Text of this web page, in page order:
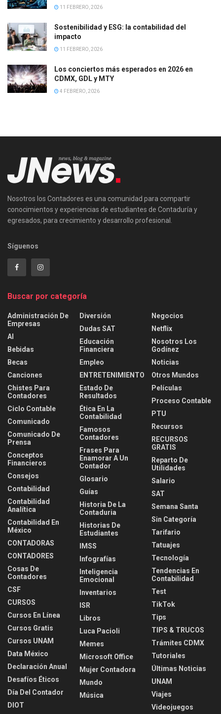
11 FEBRERO, 2026
Sostenibilidad y ESG: la contabilidad del
impacto
11 FEBRERO, 2026
Los conciertos más esperados en 2026 en
CDMX, GDL y MTY
4 FEBRERO, 2026
Nosotros los Contadores es una comunidad para compartir
conocimientos y experiencias de estudiantes de Contaduría y
egresados, para crecimiento y desarrollo profesional.
Síguenos
Buscar por categoría
Administración De
Empresas
AI
Bebidas
Becas
Canciones
Chistes Para
Contadores
Ciclo Contable
Comunicado
Comunicado De
Prensa
Conceptos
Financieros
Consejos
Contabilidad
Contabilidad
Analítica
Contabilidad En
México
CONTADORAS
CONTADORES
Cosas De
Contadores
CSF
CURSOS
Cursos En Línea
Cursos Gratis
Cursos UNAM
Data México
Declaración Anual
Desafíos Éticos
Día Del Contador
DIOT
Diversión
Dudas SAT
Educación
Financiera
Empleo
ENTRETENIMIENTO
Estado De
Resultados
Ética En La
Contabilidad
Famosos
Contadores
Frases Para
Enamorar A Un
Contador
Glosario
Guías
Historia De La
Contaduria
Historias De
Estudiantes
IMSS
Infografías
Inteligencia
Emocional
Inventarios
ISR
Libros
Luca Pacioli
Memes
Microsoft Office
Mujer Contadora
Mundo
Música
Negocios
Netflix
Nosotros Los
Godínez
Noticias
Otros Mundos
Películas
Proceso Contable
PTU
Recursos
RECURSOS
GRATIS
Reparto De
Utilidades
Salario
SAT
Semana Santa
Sin Categoría
Tarifario
Tatuajes
Tecnología
Tendencias En
Contabilidad
Test
TikTok
Tips
TIPS & TRUCOS
Trámites CDMX
Tutoriales
Últimas Noticias
UNAM
Viajes
Videojuegos